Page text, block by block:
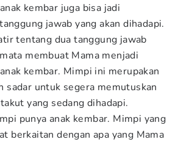
kembar juga bisa jadi
jawab yang akan dihadapi.
tentang dua tanggung jawab
membuat Mama menjadi
kembar. Mimpi ini merupakan
sadar untuk segera memutuskan
yang sedang dihadapi.
punya anak kembar. Mimpi yang
berkaitan dengan apa yang Mama